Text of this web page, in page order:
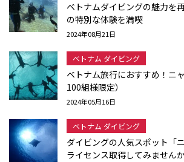
ベトナムダイビングの魅力を
の特別な体験を満喫
2024年08月21日
ベトナム ダイビング
ベトナム旅行におすすめ！ニ
100組様限定）
2024年05月16日
ベトナム ダイビング
ダイビングの人気スポット「
ライセンス取得してみません